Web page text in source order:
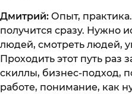
Дмитрий: Опыт,
получится сразу. Нужно
людей, смотреть людей,
Проходить этот путь раз
скиллы, бизнес-подход,
работе, понимание, как